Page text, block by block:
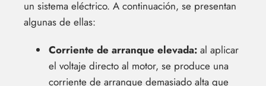
un sistema eléctrico. A continuación, se presentan
algunas de ellas:
Corriente de arranque elevada: al aplicar
el voltaje directo al motor, se produce una
corriente de arranque demasiado alta que